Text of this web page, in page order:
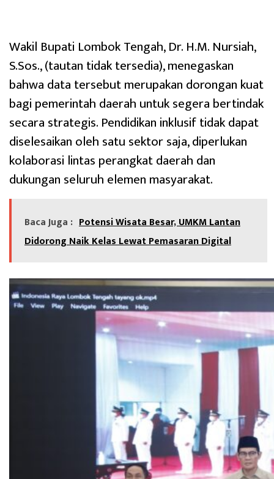
Wakil Bupati Lombok Tengah, Dr. H.M. Nursiah,
S.Sos., (tautan tidak tersedia), menegaskan
bahwa data tersebut merupakan dorongan kuat
bagi pemerintah daerah untuk segera bertindak
secara strategis. Pendidikan inklusif tidak dapat
diselesaikan oleh satu sektor saja, diperlukan
kolaborasi lintas perangkat daerah dan
dukungan seluruh elemen masyarakat.
Baca Juga : Potensi Wisata Besar, UMKM Lantan
Didorong Naik Kelas Lewat Pemasaran Digital